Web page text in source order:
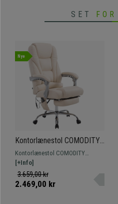
SET
Nye
Kontorlænestol COMODITY
MASSAGE LÆDER,
Justerbar Fodstøtte,
Massagefunktion,
Cremefarvet
Kontorlænestol COMODITY
MASSAGE LÆDER: Med
massagefunktion, justerbar og
udtrækkelig fodstøtte er dette den
[+Info]
3.659,00 kr
2.469,00 kr